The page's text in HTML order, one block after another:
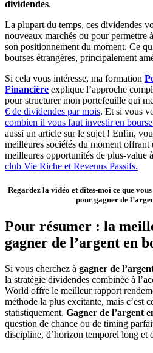
dividendes.
La plupart du temps, ces dividendes
nouveaux marchés ou pour permettre
son positionnement du moment. Ce
bourses étrangères, principalement
Si cela vous intéresse, ma formation
Financière explique l’approche
pour structurer mon portefeuille qui
€ de dividendes par mois. Et si vous
combien il vous faut investir en
aussi un article sur le sujet ! Enfin,
meilleures sociétés du moment
meilleures opportunités de plus-value
club Vie Riche et Revenus Passifs.
Regardez la vidéo et dites-moi ce que
pour gagner de
Pour résumer : la
gagner de l’argent en
Si vous cherchez à gagner de
la stratégie dividendes combinée à
World offre le meilleur rapport
méthode la plus excitante, mais c’est
statistiquement. Gagner de l’argent
question de chance ou de timing
discipline, d’horizon temporel long et